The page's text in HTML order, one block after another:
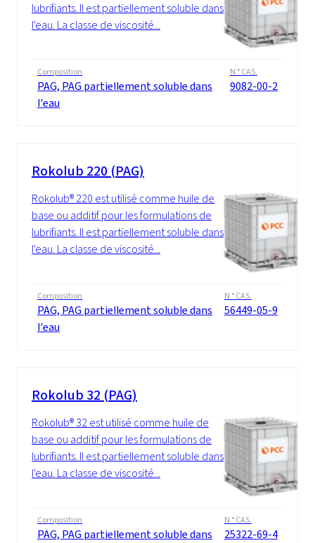
lubrifiants. Il est partiellement soluble dans
l'eau. La classe de viscosité...
Composition
PAG, PAG partiellement soluble dans
l'eau
N ° CAS.
9082-00-2
Rokolub 220 (PAG)
Rokolub® 220 est utilisé comme huile de
base ou additif pour les formulations de
lubrifiants. Il est partiellement soluble dans
l'eau. La classe de viscosité...
Composition
PAG, PAG partiellement soluble dans
l'eau
N ° CAS.
56449-05-9
Rokolub 32 (PAG)
Rokolub® 32 est utilisé comme huile de
base ou additif pour les formulations de
lubrifiants. Il est partiellement soluble dans
l'eau. La classe de viscosité...
Composition
PAG, PAG partiellement soluble dans
N ° CAS.
25322-69-4